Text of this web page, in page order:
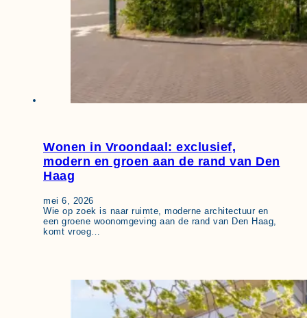
Wonen in Vroondaal: exclusief,
modern en groen aan de rand van Den
Haag
mei 6, 2026
Wie op zoek is naar ruimte, moderne architectuur en
een groene woonomgeving aan de rand van Den Haag,
komt vroeg…